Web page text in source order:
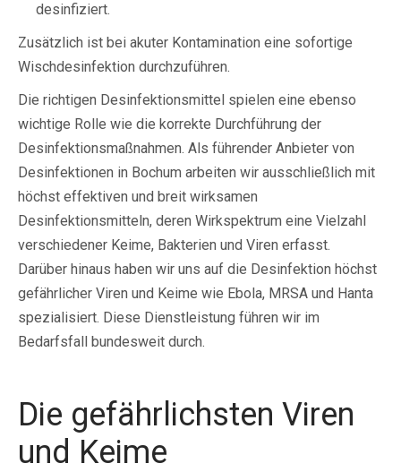
desinfiziert.
Zusätzlich ist bei akuter Kontamination eine sofortige
Wischdesinfektion durchzuführen.
Die richtigen Desinfektionsmittel spielen eine ebenso
wichtige Rolle wie die korrekte Durchführung der
Desinfektionsmaßnahmen. Als führender Anbieter von
Desinfektionen in Bochum arbeiten wir ausschließlich mit
höchst effektiven und breit wirksamen
Desinfektionsmitteln, deren Wirkspektrum eine Vielzahl
verschiedener Keime, Bakterien und Viren erfasst.
Darüber hinaus haben wir uns auf die Desinfektion höchst
gefährlicher Viren und Keime wie Ebola, MRSA und Hanta
spezialisiert. Diese Dienstleistung führen wir im
Bedarfsfall bundesweit durch.
Die gefährlichsten Viren
und Keime